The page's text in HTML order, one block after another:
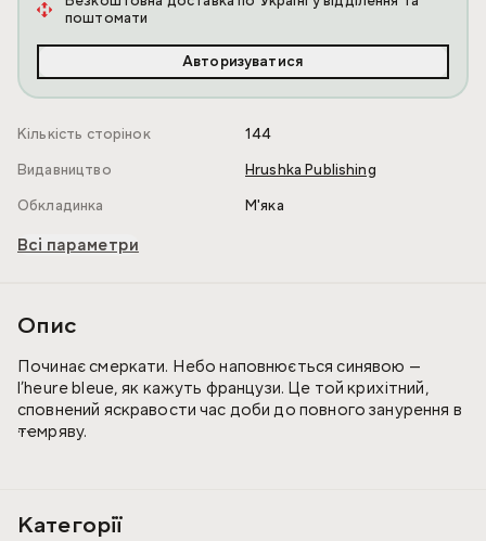
поштомати
Авторизуватися
Кількість сторінок
144
Видавництво
Hrushka Publishing
Обкладинка
М'яка
Всі параметри
Опис
Починає смеркати. Небо наповнюється синявою —
l’heure bleue, як кажуть французи. Це той крихітний,
сповнений яскравости час доби до повного занурення в
темряву.
материнство і страх перед власним згасанням. У цій
Категорії